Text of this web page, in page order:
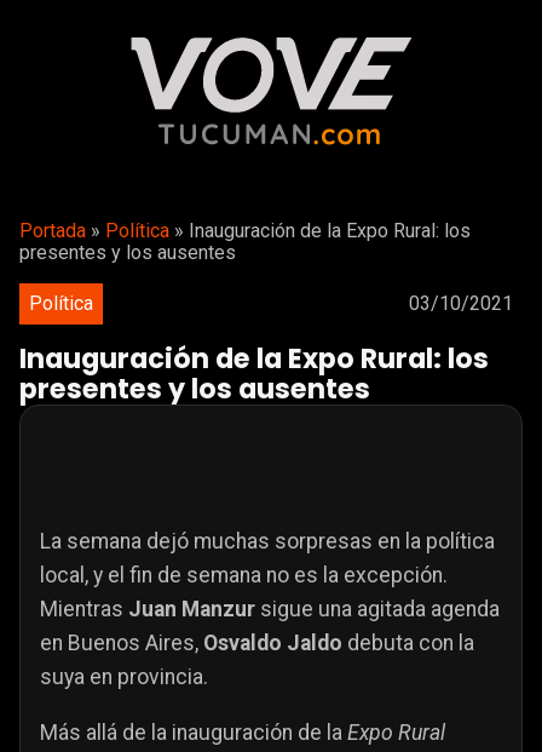
Portada » Política » Inauguración de la Expo Rural: los
presentes y los ausentes
Política 03/10/2021
Inauguración de la Expo Rural: los
presentes y los ausentes
La semana dejó muchas sorpresas en la política
local, y el fin de semana no es la excepción.
Mientras Juan Manzur sigue una agitada agenda
en Buenos Aires, Osvaldo Jaldo debuta con la
suya en provincia.
Más allá de la inauguración de la Expo Rural